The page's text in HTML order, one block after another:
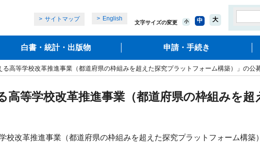
サイトマップ English
文字サイズの変更 小 中 大
白書・統計・出版物 申請・手続き
高等学校改革推進事業（都道府県の枠組みを超えた探究プラットフォーム構築）」の公
高等学校改革推進事業（都道府県の枠組みを
改革推進事業（都道府県の枠組みを超えた探究プラットフォーム構築